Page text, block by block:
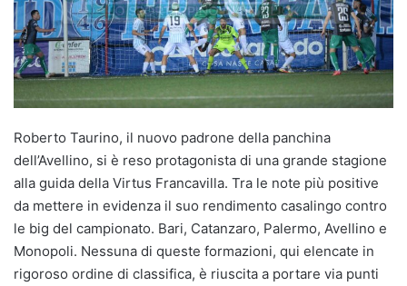
Roberto Taurino, il nuovo padrone della panchina
dell’Avellino, si è reso protagonista di una grande stagione
alla guida della Virtus Francavilla. Tra le note più positive
da mettere in evidenza il suo rendimento casalingo contro
le big del campionato. Bari, Catanzaro, Palermo, Avellino e
Monopoli. Nessuna di queste formazioni, qui elencate in
rigoroso ordine di classifica, è riuscita a portare via punti